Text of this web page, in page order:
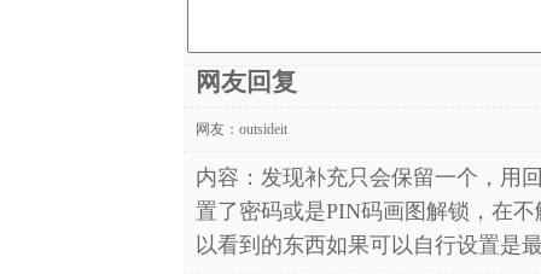
网友回复
网友： outsideit
内容：发现补充只会保留一个，用
置了密码或是PIN码画图解锁，在
以看到的东西如果可以自行设置是